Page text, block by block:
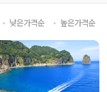
낮은가격순 높은가격순